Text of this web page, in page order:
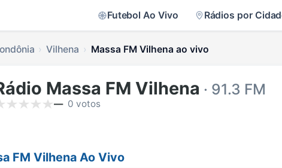
Futebol Ao Vivo Rádios por
Vilhena Massa FM Vilhena ao vivo
Massa FM Vilhena · 91.3 FM
— 0 votos
FM Vilhena Ao Vivo